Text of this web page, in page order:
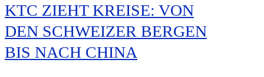
KTC ZIEHT KREISE: VON
DEN SCHWEIZER BERGEN
BIS NACH CHINA